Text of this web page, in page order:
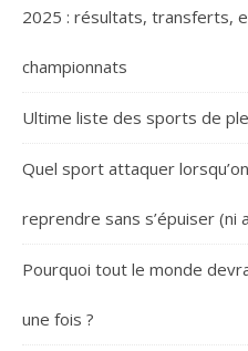
2025 : résultats, transferts,
championnats
Ultime liste des sports de
Quel sport attaquer
reprendre sans s’épuiser (ni
Pourquoi tout le monde
une fois ?